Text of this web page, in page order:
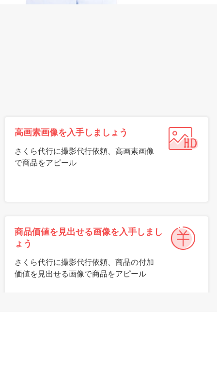
高画素画像を入手しましょう
さくら代行に撮影代行依頼、高画素画像
で商品をアピール
商品価値を見出せる画像を入手しまし
ょう
さくら代行に撮影代行依頼、商品の付加
価値を見出せる画像で商品をアピール